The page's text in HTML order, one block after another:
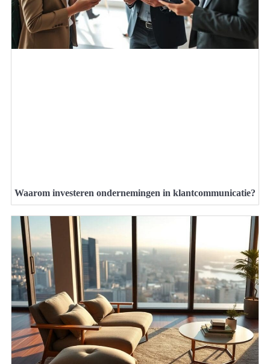
Waarom investeren ondernemingen in klantcommunicatie?